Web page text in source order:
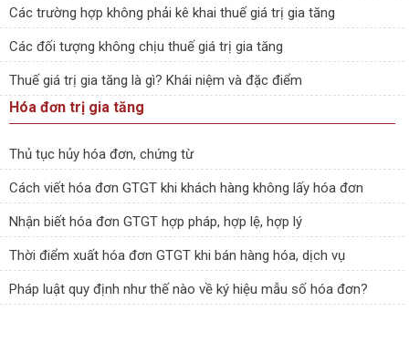
Các trường hợp không phải kê khai thuế giá trị gia tăng
Các đối tượng không chịu thuế giá trị gia tăng
Thuế giá trị gia tăng là gì? Khái niệm và đặc điểm
Hóa đơn trị gia tăng
Thủ tục hủy hóa đơn, chứng từ
Cách viết hóa đơn GTGT khi khách hàng không lấy hóa đơn
Nhận biết hóa đơn GTGT hợp pháp, hợp lệ, hợp lý
Thời điểm xuất hóa đơn GTGT khi bán hàng hóa, dịch vụ
Pháp luật quy định như thế nào về ký hiệu mẫu số hóa đơn?